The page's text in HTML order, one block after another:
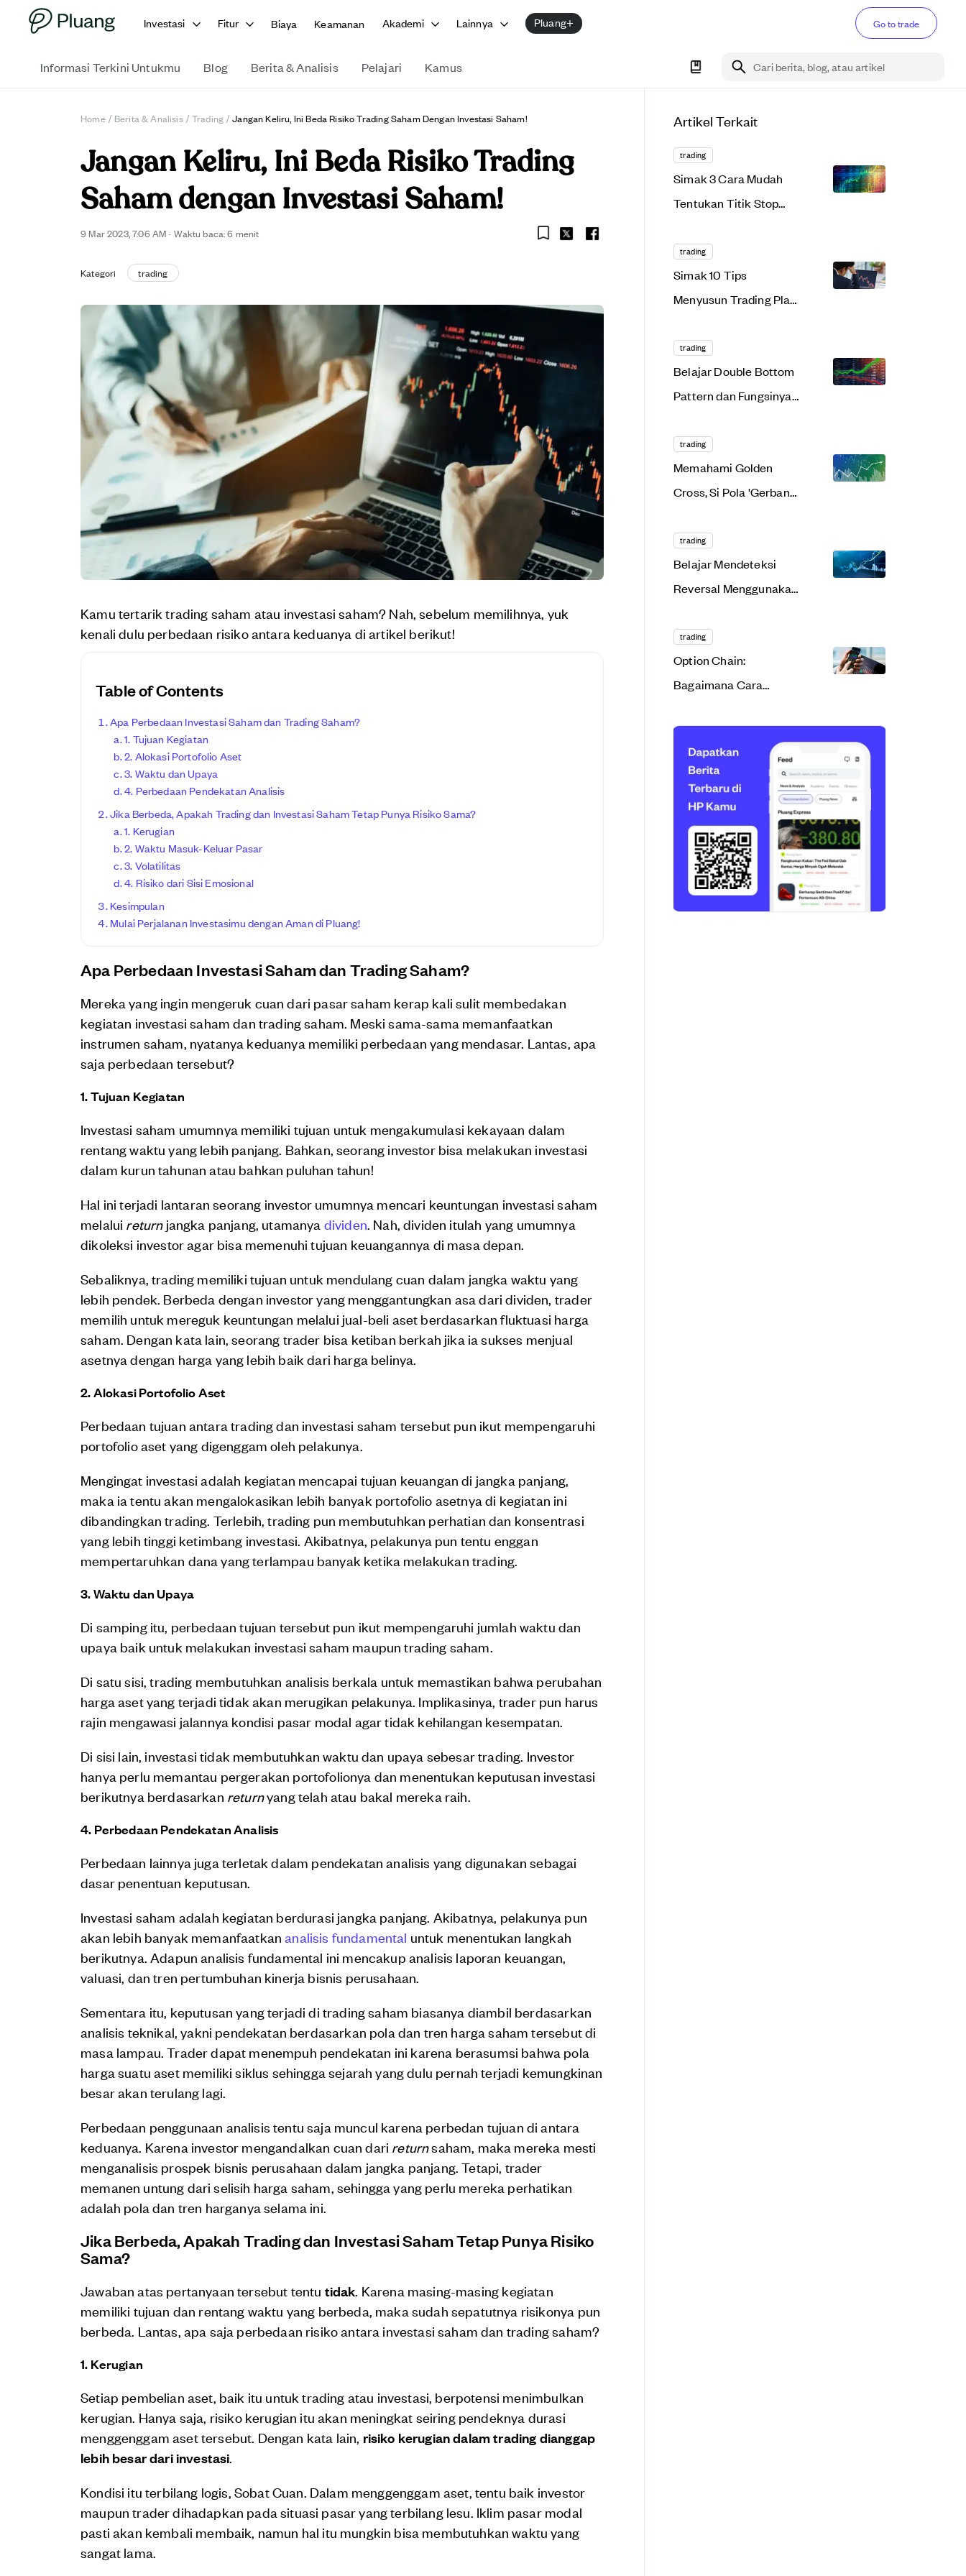
Investasi Fitur Biaya Keamanan Akademi Lainnya Pluang+ Go to trade
Informasi Terkini Untukmu Blog Berita & Analisis Pelajari Kamus Cari berita, blog, atau artikel
Home / Berita & Analisis / Trading / Jangan Keliru, Ini Beda Risiko Trading Saham Dengan Investasi Saham!
Jangan Keliru, Ini Beda Risiko Trading
Saham dengan Investasi Saham!
9 Mar 2023, 7:06 AM · Waktu baca: 6 menit
Kategori trading
Kamu tertarik trading saham atau investasi saham? Nah, sebelum memilihnya, yuk
kenali dulu perbedaan risiko antara keduanya di artikel berikut!
Table of Contents
Apa Perbedaan Investasi Saham dan Trading Saham?
1. Tujuan Kegiatan
2. Alokasi Portofolio Aset
3. Waktu dan Upaya
4. Perbedaan Pendekatan Analisis
Jika Berbeda, Apakah Trading dan Investasi Saham Tetap Punya Risiko Sama?
1. Kerugian
2. Waktu Masuk-Keluar Pasar
3. Volatilitas
4. Risiko dari Sisi Emosional
Kesimpulan
Mulai Perjalanan Investasimu dengan Aman di Pluang!
Apa Perbedaan Investasi Saham dan Trading Saham?
Mereka yang ingin mengeruk cuan dari pasar saham kerap kali sulit membedakan
kegiatan investasi saham dan trading saham. Meski sama-sama memanfaatkan
instrumen saham, nyatanya keduanya memiliki perbedaan yang mendasar. Lantas, apa
saja perbedaan tersebut?
1. Tujuan Kegiatan
Investasi saham umumnya memiliki tujuan untuk mengakumulasi kekayaan dalam
rentang waktu yang lebih panjang. Bahkan, seorang investor bisa melakukan investasi
dalam kurun tahunan atau bahkan puluhan tahun!
Hal ini terjadi lantaran seorang investor umumnya mencari keuntungan investasi saham
melalui returnjangka panjang, utamanya dividen . Nah, dividen itulah yang umumnya
dikoleksi investor agar bisa memenuhi tujuan keuangannya di masa depan.
Sebaliknya, trading memiliki tujuan untuk mendulang cuan dalam jangka waktu yang
lebih pendek. Berbeda dengan investor yang menggantungkan asa dari dividen, trader
memilih untuk mereguk keuntungan melalui jual-beli aset berdasarkan fluktuasi harga
saham. Dengan kata lain, seorang trader bisa ketiban berkah jika ia sukses menjual
asetnya dengan harga yang lebih baik dari harga belinya.
2. Alokasi Portofolio Aset
Perbedaan tujuan antara trading dan investasi saham tersebut pun ikut mempengaruhi
portofolio aset yang digenggam oleh pelakunya.
Mengingat investasi adalah kegiatan mencapai tujuan keuangan di jangka panjang,
maka ia tentu akan mengalokasikan lebih banyak portofolio asetnya di kegiatan ini
dibandingkan trading. Terlebih, trading pun membutuhkan perhatian dan konsentrasi
yang lebih tinggi ketimbang investasi. Akibatnya, pelakunya pun tentu enggan
mempertaruhkan dana yang terlampau banyak ketika melakukan trading.
3. Waktu dan Upaya
Di samping itu, perbedaan tujuan tersebut pun ikut mempengaruhi jumlah waktu dan
upaya baik untuk melakukan investasi saham maupun trading saham.
Di satu sisi, trading membutuhkan analisis berkala untuk memastikan bahwa perubahan
harga aset yang terjadi tidak akan merugikan pelakunya. Implikasinya, trader pun harus
rajin mengawasi jalannya kondisi pasar modal agar tidak kehilangan kesempatan.
Di sisi lain, investasi tidak membutuhkan waktu dan upaya sebesar trading. Investor
hanya perlu memantau pergerakan portofolionya dan menentukan keputusan investasi
berikutnya berdasarkan returnyang telah atau bakal mereka raih.
4. Perbedaan Pendekatan Analisis
Perbedaan lainnya juga terletak dalam pendekatan analisis yang digunakan sebagai
dasar penentuan keputusan.
Investasi saham adalah kegiatan berdurasi jangka panjang. Akibatnya, pelakunya pun
akan lebih banyak memanfaatkananalisis fundamental untuk menentukan langkah
berikutnya. Adapun analisis fundamental ini mencakup analisis laporan keuangan,
valuasi, dan tren pertumbuhan kinerja bisnis perusahaan.
Sementara itu, keputusan yang terjadi di trading saham biasanya diambil berdasarkan
analisis teknikal, yakni pendekatan berdasarkan pola dan tren harga saham tersebut di
masa lampau. Trader dapat menempuh pendekatan ini karena berasumsi bahwa pola
harga suatu aset memiliki siklus sehingga sejarah yang dulu pernah terjadi kemungkinan
besar akan terulang lagi.
Perbedaan penggunaan analisis tentu saja muncul karena perbedan tujuan di antara
keduanya. Karena investor mengandalkan cuan dari returnsaham, maka mereka mesti
menganalisis prospek bisnis perusahaan dalam jangka panjang. Tetapi, trader
memanen untung dari selisih harga saham, sehingga yang perlu mereka perhatikan
adalah pola dan tren harganya selama ini.
Jika Berbeda, Apakah Trading dan Investasi Saham Tetap Punya Risiko
Sama?
Jawaban atas pertanyaan tersebut tentu tidak . Karena masing-masing kegiatan
memiliki tujuan dan rentang waktu yang berbeda, maka sudah sepatutnya risikonya pun
berbeda. Lantas, apa saja perbedaan risiko antara investasi saham dan trading saham?
1. Kerugian
Setiap pembelian aset, baik itu untuk trading atau investasi, berpotensi menimbulkan
kerugian. Hanya saja, risiko kerugian itu akan meningkat seiring pendeknya durasi
menggenggam aset tersebut. Dengan kata lain, risiko kerugian dalam trading dianggap
lebih besar dari investasi
Kondisi itu terbilang logis, Sobat Cuan. Dalam menggenggam aset, tentu baik investor
maupun trader dihadapkan pada situasi pasar yang terbilang lesu. Iklim pasar modal
pasti akan kembali membaik, namun hal itu mungkin bisa membutuhkan waktu yang
sangat lama.
Artikel Terkait
trading
Simak 3 Cara Mudah
Tentukan Titik Stop
Pemula!
trading
Simak 10 Tips
Menyusun Trading Plan
trading
Belajar Double Bottom
Pattern dan Fungsinya
trading
Memahami Golden
Cross, Si Pola 'Gerbang
trading
Belajar Mendeteksi
Reversal Menggunakan
trading
Option Chain:
Bagaimana Cara
Menggunakannya?